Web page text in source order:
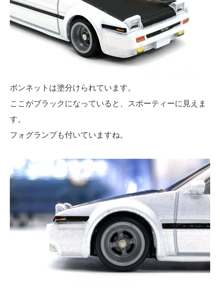
ボンネットは塗分けられています。
ここがブラックになっていると、スポーティーに見えま
す。
フォグランプも付いていますね。